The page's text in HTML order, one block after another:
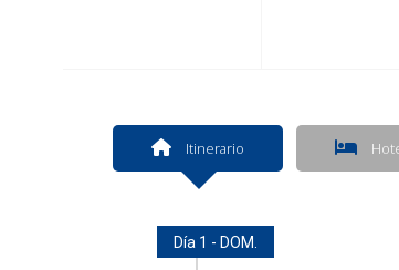
Itinerario
Día 1 - DOM.